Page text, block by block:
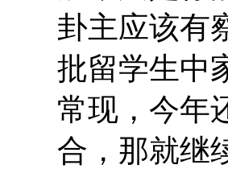
卦主应该有
批留学生中
常现，今年
合，那就继